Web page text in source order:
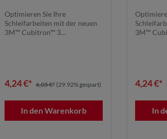
mm, T27 | 7100379604
Optimieren Sie Ihre
Schleifarbeiten mit der neuen
3M™ Cubitron™ 3
4,24 €* 6,05 €* (29.92% gespart)
In den Warenkorb
mm,
3M™
4,24 €*
In